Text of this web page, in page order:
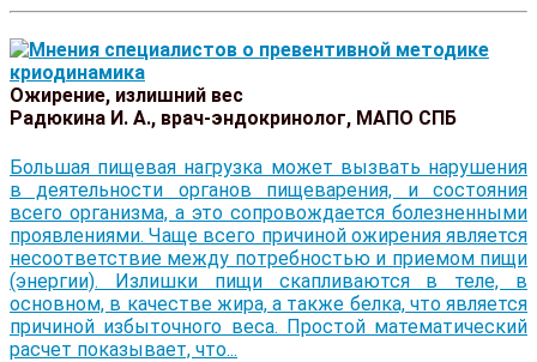
Ожирение, излишний вес
Радюкина И. А., врач-эндокринолог, МАПО СПБ
Большая пищевая нагрузка может вызвать нарушения
в деятельности органов пищеварения, и состояния
всего организма, а это сопровождается болезненными
проявлениями. Чаще всего причиной ожирения является
несоответствие между потребностью и приемом пищи
(энергии). Излишки пищи скапливаются в теле, в
основном, в качестве жира, а также белка, что является
причиной избыточного веса. Простой математический
расчет показывает, что...